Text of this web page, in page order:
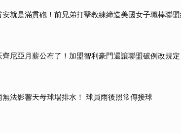
就是滿貫砲！前兄弟打擊教練締造美國女子職棒聯
尼亞月薪公布了！加盟智利豪門還讓聯盟破例改規定
法影響天母球場排水！ 球員雨後照常傳接球